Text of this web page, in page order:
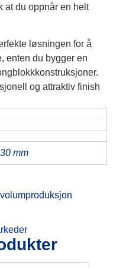
at du oppnår en helt
løsningen for å
enten du bygger en
og attraktiv finish
mm